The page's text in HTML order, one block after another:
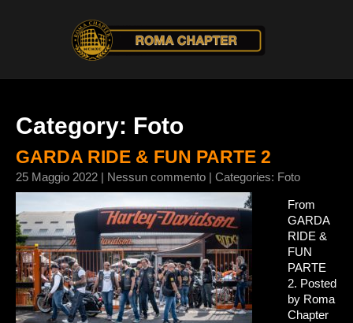
Category: Foto
GARDA RIDE & FUN PARTE 2
25 Maggio 2022 | Nessun commento | Categories: Foto
From
GARDA
RIDE &
FUN
PARTE
2. Posted
by Roma
Chapter